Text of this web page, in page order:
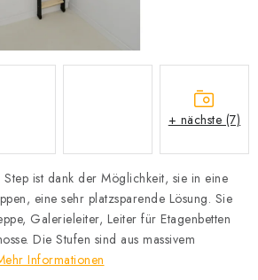
ist dank der Möglichkeit, sie in eine
eine sehr platzsparende Lösung. Sie
Galerieleiter, Leiter für Etagenbetten
Die Stufen sind aus massivem
Informationen
+ nächste (7)